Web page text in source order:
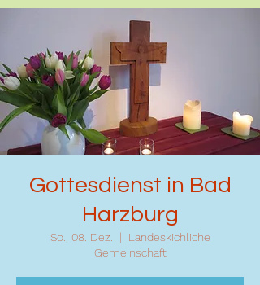
Gottesdienst in Bad
Harzburg
So., 08. Dez.
  |
Landeskichliche
Gemeinschaft